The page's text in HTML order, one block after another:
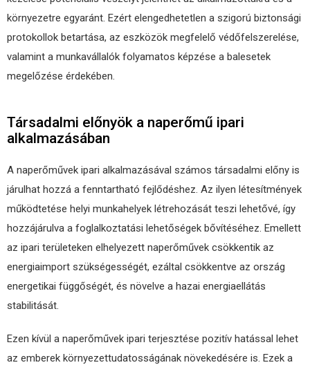
környezetre egyaránt. Ezért elengedhetetlen a szigorú biztonsági
protokollok betartása, az eszközök megfelelő védőfelszerelése,
valamint a munkavállalók folyamatos képzése a balesetek
megelőzése érdekében.
Társadalmi előnyök a naperőmű ipari
alkalmazásában
A naperőművek ipari alkalmazásával számos társadalmi előny is
járulhat hozzá a fenntartható fejlődéshez. Az ilyen létesítmények
működtetése helyi munkahelyek létrehozását teszi lehetővé, így
hozzájárulva a foglalkoztatási lehetőségek bővítéséhez. Emellett
az ipari területeken elhelyezett naperőművek csökkentik az
energiaimport szükségességét, ezáltal csökkentve az ország
energetikai függőségét, és növelve a hazai energiaellátás
stabilitását.
Ezen kívül a naperőművek ipari terjesztése pozitív hatással lehet
az emberek környezettudatosságának növekedésére is. Ezek a